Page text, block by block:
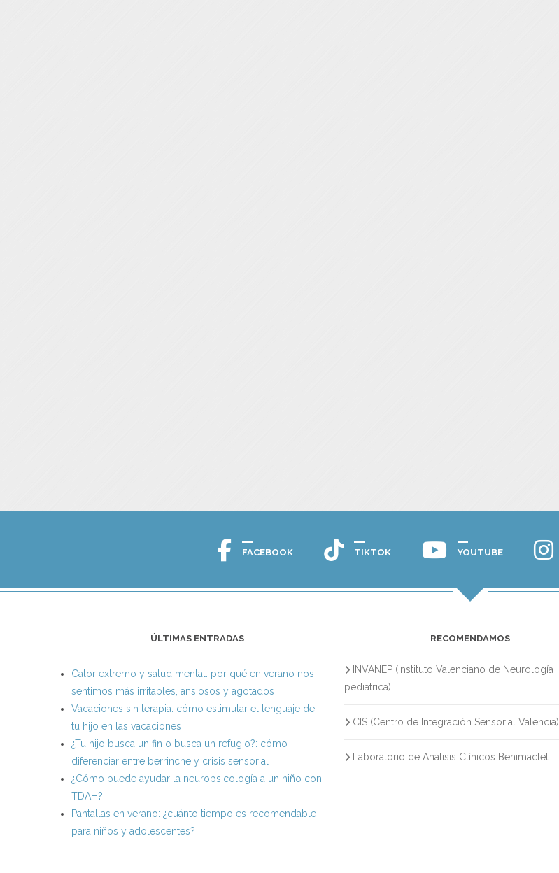
FACEBOOK TIKTOK YOUTUBE
ÚLTIMAS ENTRADAS
Calor extremo y salud mental: por qué en verano nos
sentimos más irritables, ansiosos y agotados
Vacaciones sin terapia: cómo estimular el lenguaje de
tu hijo en las vacaciones
¿Tu hijo busca un fin o busca un refugio?: cómo
diferenciar entre berrinche y crisis sensorial
¿Cómo puede ayudar la neuropsicología a un niño con
TDAH?
Pantallas en verano: ¿cuánto tiempo es recomendable
para niños y adolescentes?
RECOMENDAMOS
INVANEP (Instituto Valenciano de Neurología
pediátrica)
CIS (Centro de Integración Sensorial Valencia)
Laboratorio de Análisis Clínicos Benimaclet